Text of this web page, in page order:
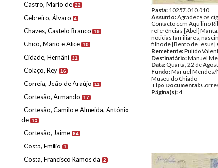
Castro, Mário de 22
Cebreiro, Álvaro 4
Chaves, Castelo Branco 19
Chicó, Mário e Alice 10
Cidade, Hernâni 21
Colaço, Rey 16
Correia, João de Araújo 11
Cortesão, Armando 17
Cortesão, Camilo e Almeida, António
de 13
Cortesão, Jaime 64
Costa, Emílio 1
Costa, Francisco Ramos da 2
Pasta: 10257.010.010
Assunto:Agradece os
Contacto com Aquilino
referência a [Abel]
noticias familiares,
filho de [Bento de Jesus]
Remetente:Pulido
Destinatário:Manuel
Data: Quarta, 22 de
Fundo:Manuel Mendes/
Museu do Chiado
Tipo Documental:
Página(s):4